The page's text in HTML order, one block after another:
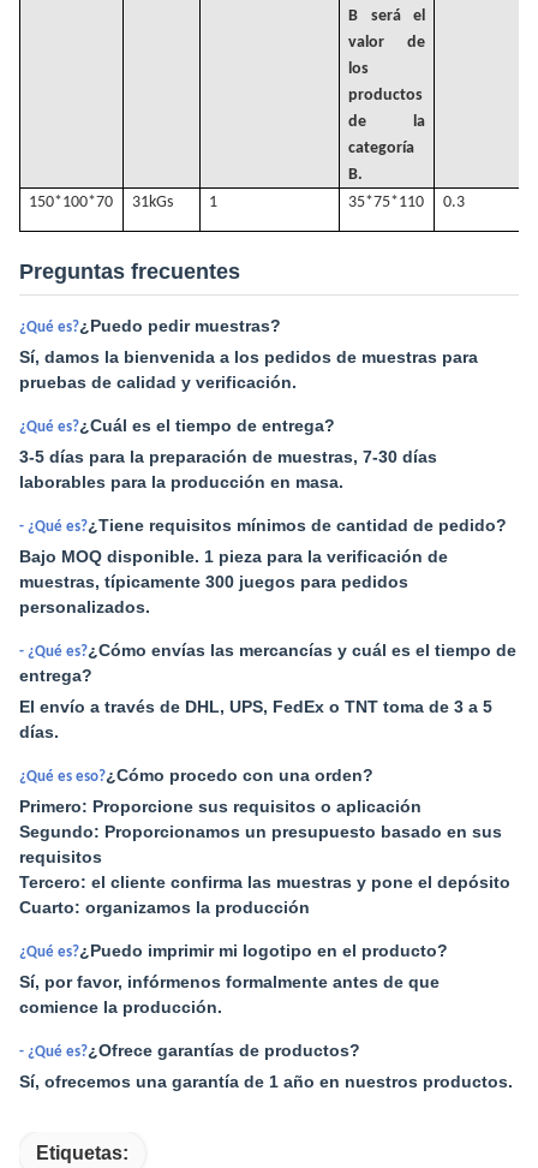
B será el
valor de
los
productos
de la
categoría
B.
150*100*70 31kGs 1 35*75*110 0.3
Preguntas frecuentes
¿Qué es?¿Puedo pedir muestras?
Sí, damos la bienvenida a los pedidos de muestras para
pruebas de calidad y verificación.
¿Qué es?¿Cuál es el tiempo de entrega?
3-5 días para la preparación de muestras, 7-30 días
laborables para la producción en masa.
- ¿Qué es?¿Tiene requisitos mínimos de cantidad de pedido?
Bajo MOQ disponible. 1 pieza para la verificación de
muestras, típicamente 300 juegos para pedidos
personalizados.
- ¿Qué es?¿Cómo envías las mercancías y cuál es el tiempo de
entrega?
El envío a través de DHL, UPS, FedEx o TNT toma de 3 a 5
días.
¿Qué es eso?¿Cómo procedo con una orden?
Primero: Proporcione sus requisitos o aplicación
Segundo: Proporcionamos un presupuesto basado en sus
requisitos
Tercero: el cliente confirma las muestras y pone el depósito
Cuarto: organizamos la producción
¿Qué es?¿Puedo imprimir mi logotipo en el producto?
Sí, por favor, infórmenos formalmente antes de que
comience la producción.
- ¿Qué es?¿Ofrece garantías de productos?
Sí, ofrecemos una garantía de 1 año en nuestros productos.
Etiquetas: